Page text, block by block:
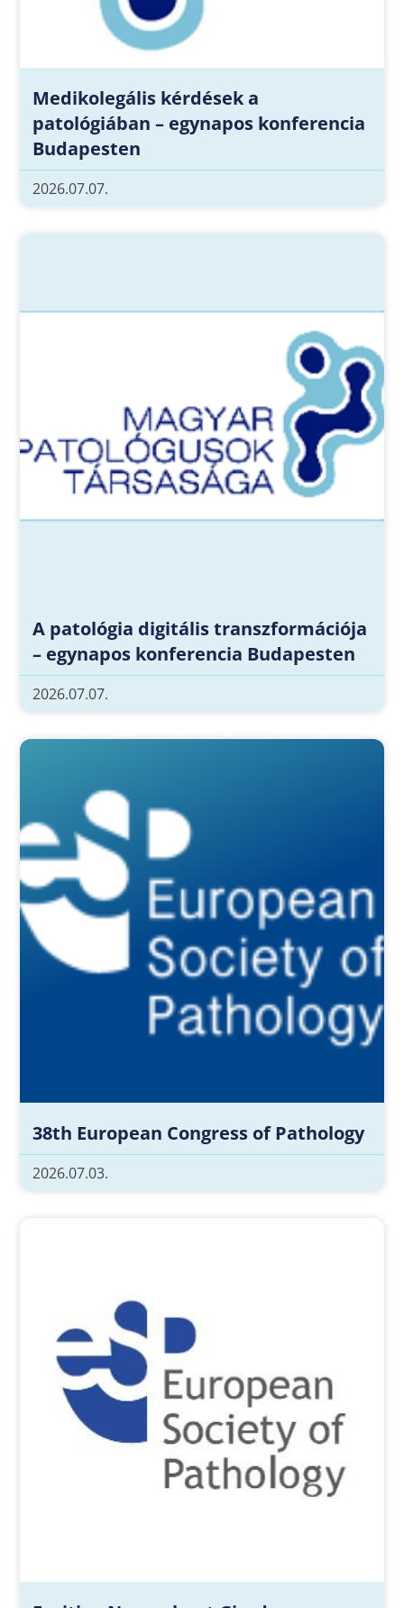
Medikolegális kérdések a
patológiában – egynapos konferencia
Budapesten
2026.07.07.
A patológia digitális transzformációja
– egynapos konferencia Budapesten
2026.07.07.
38th European Congress of Pathology
2026.07.03.